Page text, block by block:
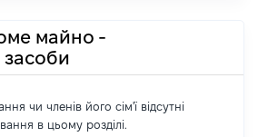
майно -
засоби
чи членів його сім'ї відсутні
в цьому розділі.